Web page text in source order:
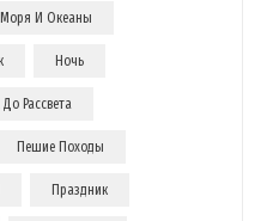
Моря И Океаны
Ночь
Рассвета
Пешие Походы
Праздник